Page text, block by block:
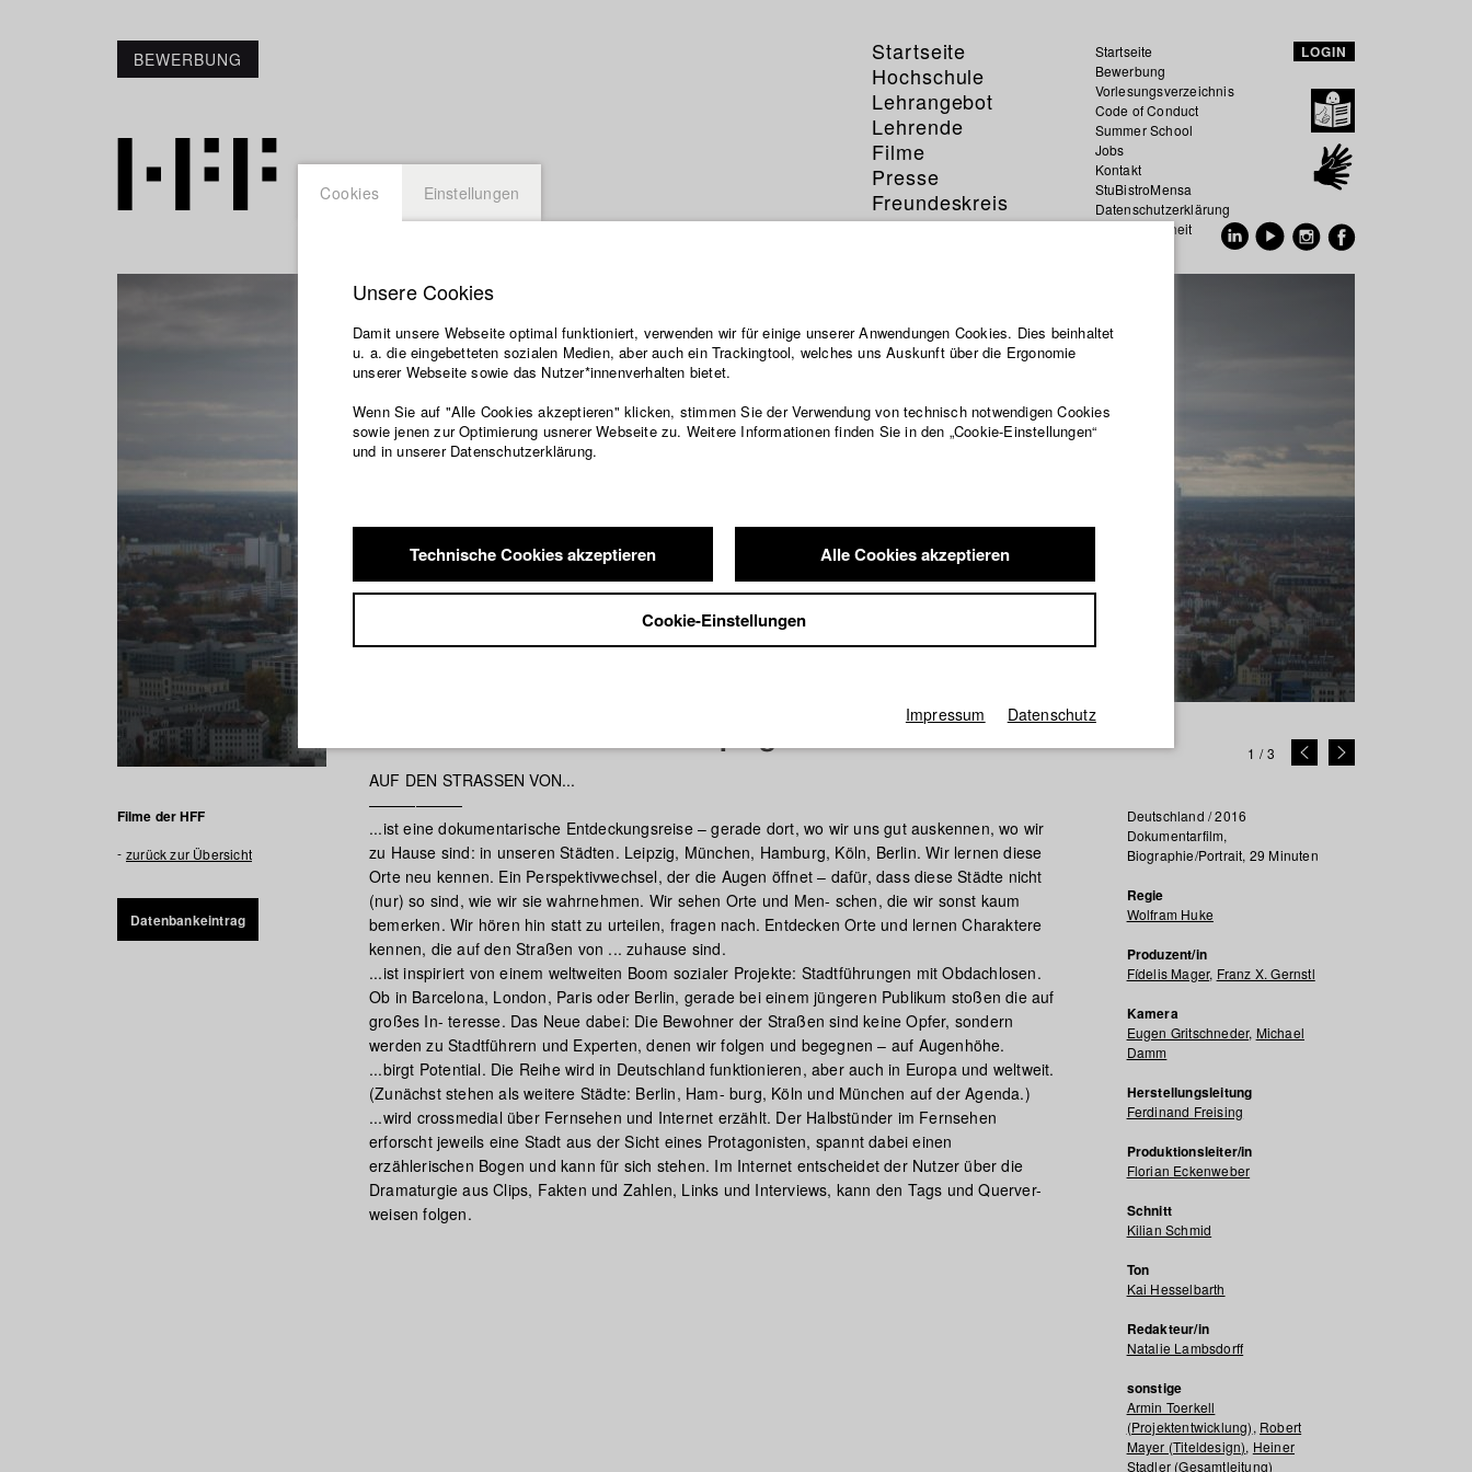
BEWERBUNG
Startseite
Hochschule
Lehrangebot
Lehrende
Filme
Presse
Freundeskreis
Service
Startseite
Bewerbung
Vorlesungsverzeichnis
Code of Conduct
Summer School
Jobs
Kontakt
StuBistroMensa
Datenschutzerklärung
Datensicherheit
LOGIN
1 /3
Filme der HFF
zurück zur Übersicht
Datenbankeintrag
AUF DEN STRASSEN VON...
——————
...ist eine dokumentarische Entdeckungsreise – gerade dort, wo wir uns gut auskennen, wo wir
zu Hause sind: in unseren Städten. Leipzig, München, Hamburg, Köln, Berlin. Wir lernen diese
Orte neu kennen. Ein Perspektivwechsel, der die Augen öffnet – dafür, dass diese Städte nicht
(nur) so sind, wie wir sie wahrnehmen. Wir sehen Orte und Men- schen, die wir sonst kaum
bemerken. Wir hören hin statt zu urteilen, fragen nach. Entdecken Orte und lernen Charaktere
kennen, die auf den Straßen von ... zuhause sind.
...ist inspiriert von einem weltweiten Boom sozialer Projekte: Stadtführungen mit Obdachlosen.
Ob in Barcelona, London, Paris oder Berlin, gerade bei einem jüngeren Publikum stoßen die auf
großes In- teresse. Das Neue dabei: Die Bewohner der Straßen sind keine Opfer, sondern
werden zu Stadtführern und Experten, denen wir folgen und begegnen – auf Augenhöhe.
...birgt Potential. Die Reihe wird in Deutschland funktionieren, aber auch in Europa und weltweit.
(Zunächst stehen als weitere Städte: Berlin, Ham- burg, Köln und München auf der Agenda.)
...wird crossmedial über Fernsehen und Internet erzählt. Der Halbstünder im Fernsehen
erforscht jeweils eine Stadt aus der Sicht eines Protagonisten, spannt dabei einen
erzählerischen Bogen und kann für sich stehen. Im Internet entscheidet der Nutzer über die
Dramaturgie aus Clips, Fakten und Zahlen, Links und Interviews, kann den Tags und Querver-
weisen folgen.
Deutschland / 2016
Dokumentarfilm,
Biographie/Portrait, 29 Minuten
Regie
Wolfram Huke
Produzent/in
Fídelis Mager, Franz X. Gernstl
Kamera
Eugen Gritschneder, Michael
Damm
Herstellungsleitung
Ferdinand Freising
Produktionsleiter/in
Florian Eckenweber
Schnitt
Kilian Schmid
Ton
Kai Hesselbarth
Redakteur/in
Natalie Lambsdorff
sonstige
Armin Toerkell
(Projektentwicklung), Robert
Mayer (Titeldesign), Heiner
Stadler (Gesamtleitung)
Cookies Einstellungen
Unsere Cookies
Damit unsere Webseite optimal funktioniert, verwenden wir für einige unserer Anwendungen Cookies. Dies beinhaltet
u. a. die eingebetteten sozialen Medien, aber auch ein Trackingtool, welches uns Auskunft über die Ergonomie
unserer Webseite sowie das Nutzer*innenverhalten bietet.
Wenn Sie auf "Alle Cookies akzeptieren" klicken, stimmen Sie der Verwendung von technisch notwendigen Cookies
sowie jenen zur Optimierung usnerer Webseite zu. Weitere Informationen finden Sie in den „Cookie-Einstellungen“
und in unserer Datenschutzerklärung.
Technische Cookies akzeptieren Alle Cookies akzeptieren
Cookie-Einstellungen
Impressum Datenschutz